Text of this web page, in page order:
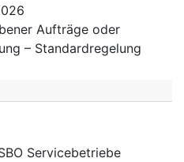
Aufträge oder
– Standardregelung
Servicebetriebe